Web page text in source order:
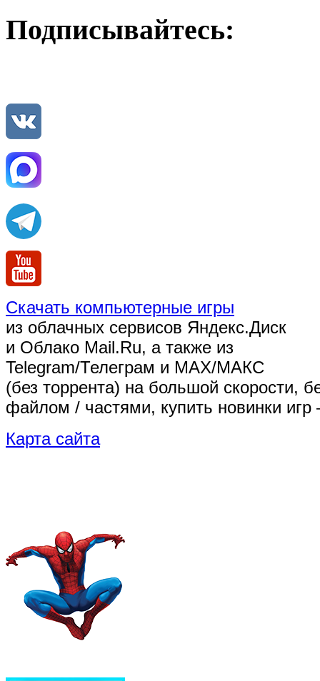
Подписывайтесь:
Скачать компьютерные игры
из облачных сервисов Яндекс.Диск
и Облако Mail.Ru, а также из
Telegram/Телеграм и MAX/МАКС
(без торрента) на большой скорости,
файлом / частями, купить новинки
Карта сайта